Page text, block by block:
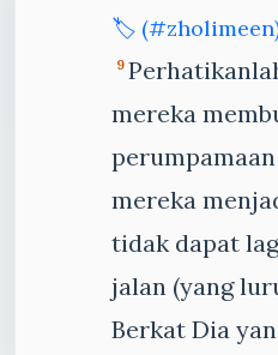
🏷️
9
mereka
mereka
tidak dapat
jalan (yang
Berkat Dia